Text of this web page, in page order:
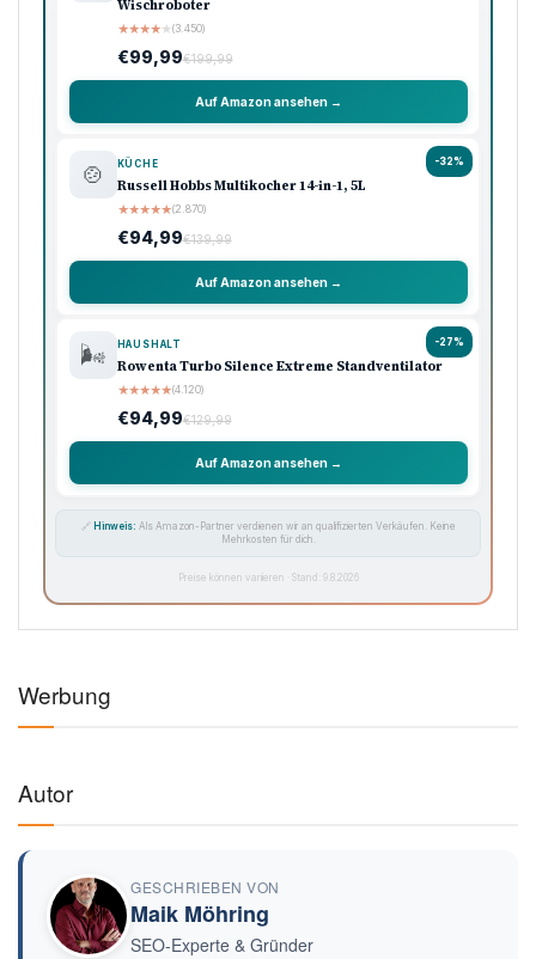
Wischroboter
★★★★★(3.450)
€99,99€199,99
Auf Amazon ansehen →
-32%
🍲 KÜCHE
Russell Hobbs Multikocher 14-in-1, 5L
★★★★★(2.870)
€94,99€139,99
Auf Amazon ansehen →
-27%
🌬️ HAUSHALT
Rowenta Turbo Silence Extreme Standventilator
★★★★★(4.120)
€94,99€129,99
Auf Amazon ansehen →
🔗 Hinweis: Als Amazon-Partner verdienen wir an qualifizierten Verkäufen. Keine
Mehrkosten für dich.
Preise können variieren · Stand: 9.8.2026
Werbung
Autor
GESCHRIEBEN VON
Maik Möhring
SEO-Experte & Gründer